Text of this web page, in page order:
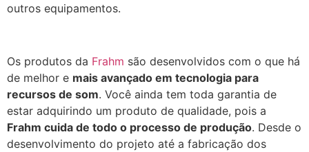
outros equipamentos.
Os produtos da Frahm são desenvolvidos com o que há
de melhor e mais avançado em tecnologia para
recursos de som. Você ainda tem toda garantia de
estar adquirindo um produto de qualidade, pois a
Frahm cuida de todo o processo de produção. Desde o
desenvolvimento do projeto até a fabricação dos